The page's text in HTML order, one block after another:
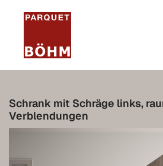
Schrank mit Schräge links,
Verblendungen
Home
Unternehmen